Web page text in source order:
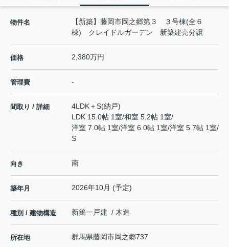
物件名
【新築】藤岡市岡之郷第３ ３号棟(全６
棟) クレイドルガーデン 新築建売分譲
価格 2,380万円
管理費 -
間取り / 詳細
4LDK＋S(納戸)
LDK 15.0帖 1室/和室 5.2帖 1室/
洋室 7.0帖 1室/洋室 6.0帖 1室/洋室 5.7帖 1室/
S
向き 南
築年月 2026年10月 (予定)
種別 / 建物構造 新築一戸建 / 木造
所在地 群馬県藤岡市岡之郷737